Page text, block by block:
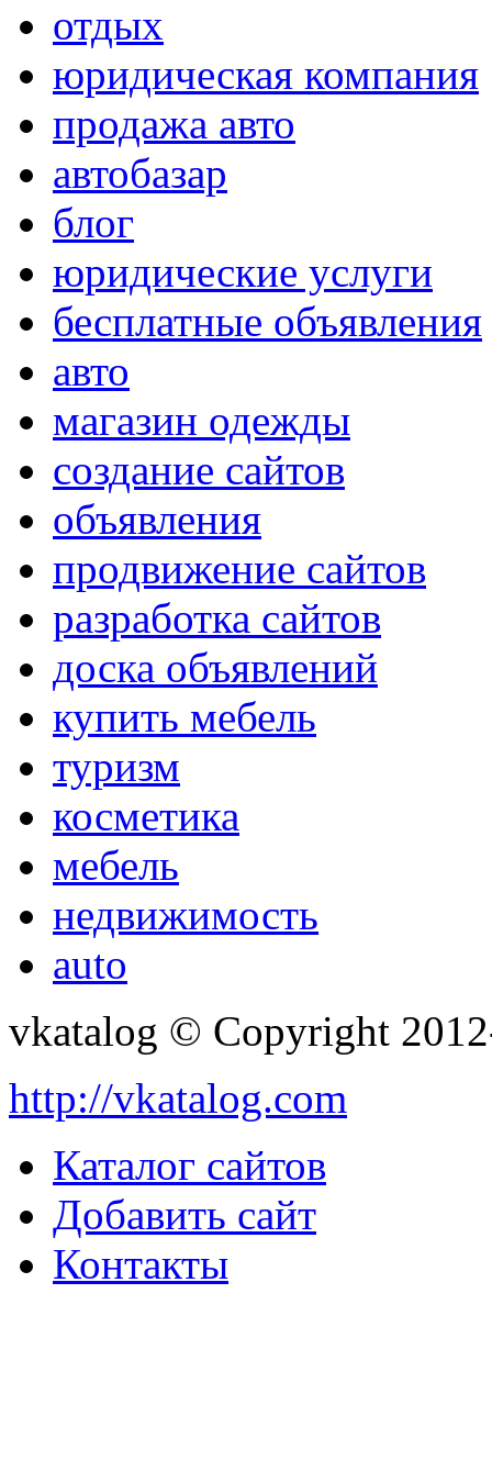
отдых
юридическая компания
продажа авто
автобазар
блог
юридические услуги
бесплатные объявления
авто
магазин одежды
создание сайтов
объявления
продвижение сайтов
разработка сайтов
доска объявлений
купить мебель
туризм
косметика
мебель
недвижимость
auto
vkatalog © Copyright
http://vkatalog.com
Каталог сайтов
Добавить сайт
Контакты